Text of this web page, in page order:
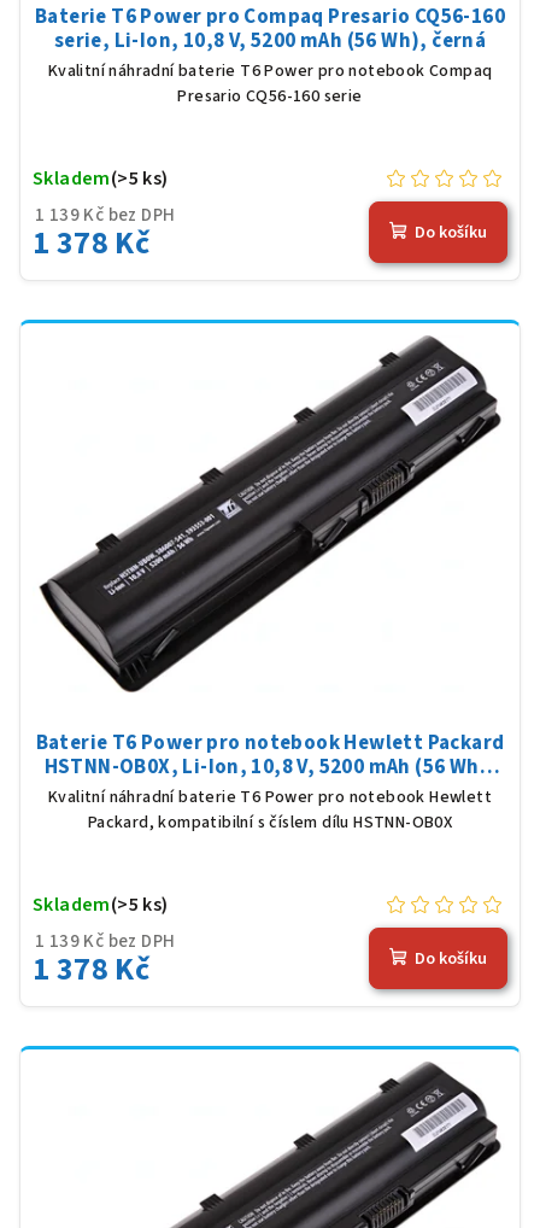
Baterie T6 Power pro Compaq Presario CQ56-160
serie, Li-Ion, 10,8 V, 5200 mAh (56 Wh), černá
Kvalitní náhradní baterie T6 Power pro notebook Compaq
Presario CQ56-160 serie
1 139 Kč bez DPH
1 378 Kč
Skladem(>5 ks)
Do košíku
Baterie T6 Power pro notebook Hewlett Packard
HSTNN-OB0X, Li-Ion, 10,8 V, 5200 mAh (56 Wh),
černá
Kvalitní náhradní baterie T6 Power pro notebook Hewlett
Packard, kompatibilní s číslem dílu HSTNN-OB0X
1 139 Kč bez DPH
1 378 Kč
Skladem(>5 ks)
Do košíku